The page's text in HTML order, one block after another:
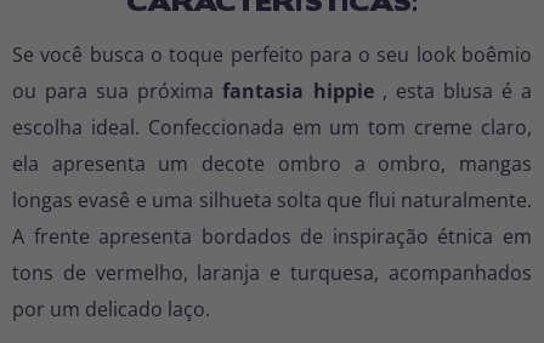
Se você busca o toque perfeito para o seu look boêmio
ou para sua próximafantasia hippie, esta blusa é a
escolha ideal. Confeccionada em um tom creme claro,
ela apresenta um decote ombro a ombro, mangas
longas evasê e uma silhueta solta que flui naturalmente.
A frente apresenta bordados de inspiração étnica em
tons de vermelho, laranja e turquesa, acompanhados
por um delicado laço.